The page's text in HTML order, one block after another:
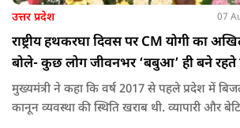
उत्तर प्रदेश 07
राष्ट्रीय हथकरघा दिवस पर CM योगी का
बोले- कुछ लोग जीवनभर ‘बबुआ’ ही बने रहते
मुख्यमंत्री ने कहा कि वर्ष 2017 से पहले प्रदेश में
कानून व्यवस्था की स्थिति खराब थी. व्यापारी और